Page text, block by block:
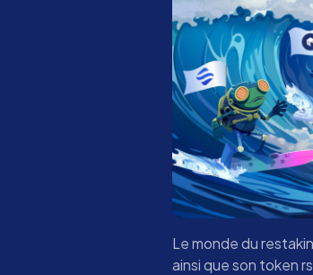
Le monde du
ainsi que son token